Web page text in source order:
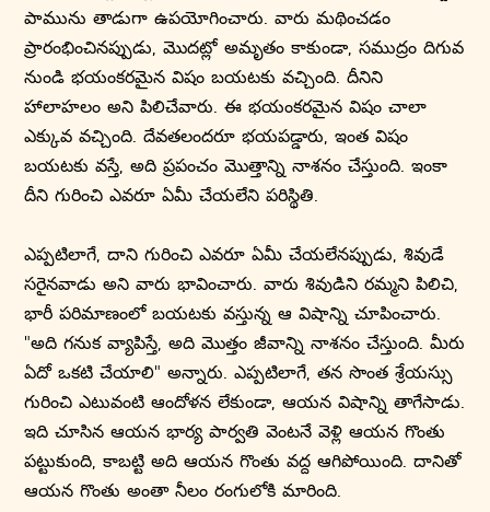
పామును తాడుగా ఉపయోగించారు. వారు మథించడం
ప్రారంభించినప్పుడు, మొదట్లో అమృతం కాకుండా, సముద్రం దిగువ
నుండి భయంకరమైన విషం బయటకు వచ్చింది. దీనిని
హాలాహలం అని పిలిచేవారు. ఈ భయంకరమైన విషం చాలా
ఎక్కువ వచ్చింది. దేవతలందరూ భయపడ్డారు, ఇంత విషం
బయటకు వస్తే, అది ప్రపంచం మొత్తాన్ని నాశనం చేస్తుంది. ఇంకా
దీని గురించి ఎవరూ ఏమీ చేయలేని పరిస్థితి.
ఎప్పటిలాగే, దాని గురించి ఎవరూ ఏమీ చేయలేనప్పుడు, శివుడే
సరైనవాడు అని వారు భావించారు. వారు శివుడిని రమ్మని పిలిచి,
భారీ పరిమాణంలో బయటకు వస్తున్న ఆ విషాన్ని చూపించారు.
"అది గనుక వ్యాపిస్తే, అది మొత్తం జీవాన్ని నాశనం చేస్తుంది. మీరు
ఏదో ఒకటి చేయాలి" అన్నారు. ఎప్పటిలాగే, తన సొంత శ్రేయస్సు
గురించి ఎటువంటి ఆందోళన లేకుండా, ఆయన విషాన్ని తాగేసాడు.
ఇది చూసిన ఆయన భార్య పార్వతి వెంటనే వెళ్లి ఆయన గొంతు
పట్టుకుంది, కాబట్టి అది ఆయన గొంతు వద్ద ఆగిపోయింది. దానితో
ఆయన గొంతు అంతా నీలం రంగులోకి మారింది.